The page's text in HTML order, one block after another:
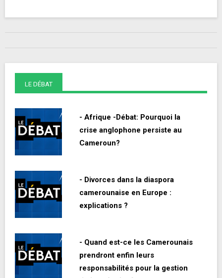
LE DÉBAT
- Afrique -Débat: Pourquoi la
crise anglophone persiste au
Cameroun?
- Divorces dans la diaspora
camerounaise en Europe :
explications ?
- Quand est-ce les Camerounais
prendront enfin leurs
responsabilités pour la gestion